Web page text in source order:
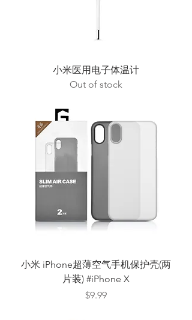
小米医用电子体温计
Out of stock
小米 iPhone超薄空气手机保护壳(两
片装) #iPhone X
Price
$9.99